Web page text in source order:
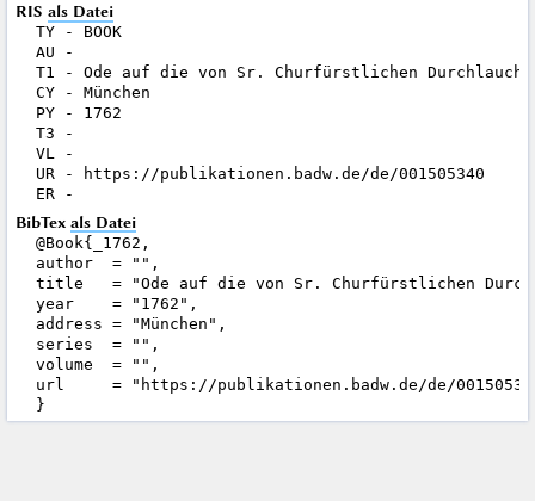
RIS als Datei
TY - BOOK
AU -
T1 - Ode auf die von Sr. Churfürstlichen
CY - München
PY - 1762
T3 -
VL -
UR - https://publikationen.badw.de/de/001505340
BibTex als Datei
@Book{_1762,
author  = "",
title   = "Ode auf die von Sr. Churfürstlichen
year    = "1762",
address = "München",
series  = "",
volume  = "",
url     = "https://publikationen.badw.de/de/